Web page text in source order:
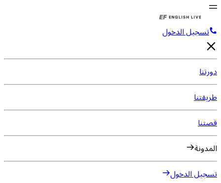
تسجيل الدخول
دورتنا
طريقتنا
قصتنا
المدونة
تسجيل الدخول